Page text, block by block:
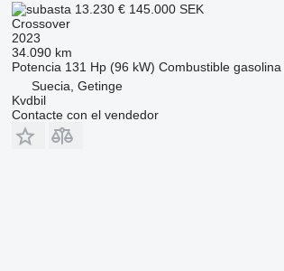
13.230 € 145.000 SEK
Crossover
2023
34.090 km
Potencia 131 Hp (96 kW) Combustible gasolina
Suecia, Getinge
Kvdbil
Contacte con el vendedor